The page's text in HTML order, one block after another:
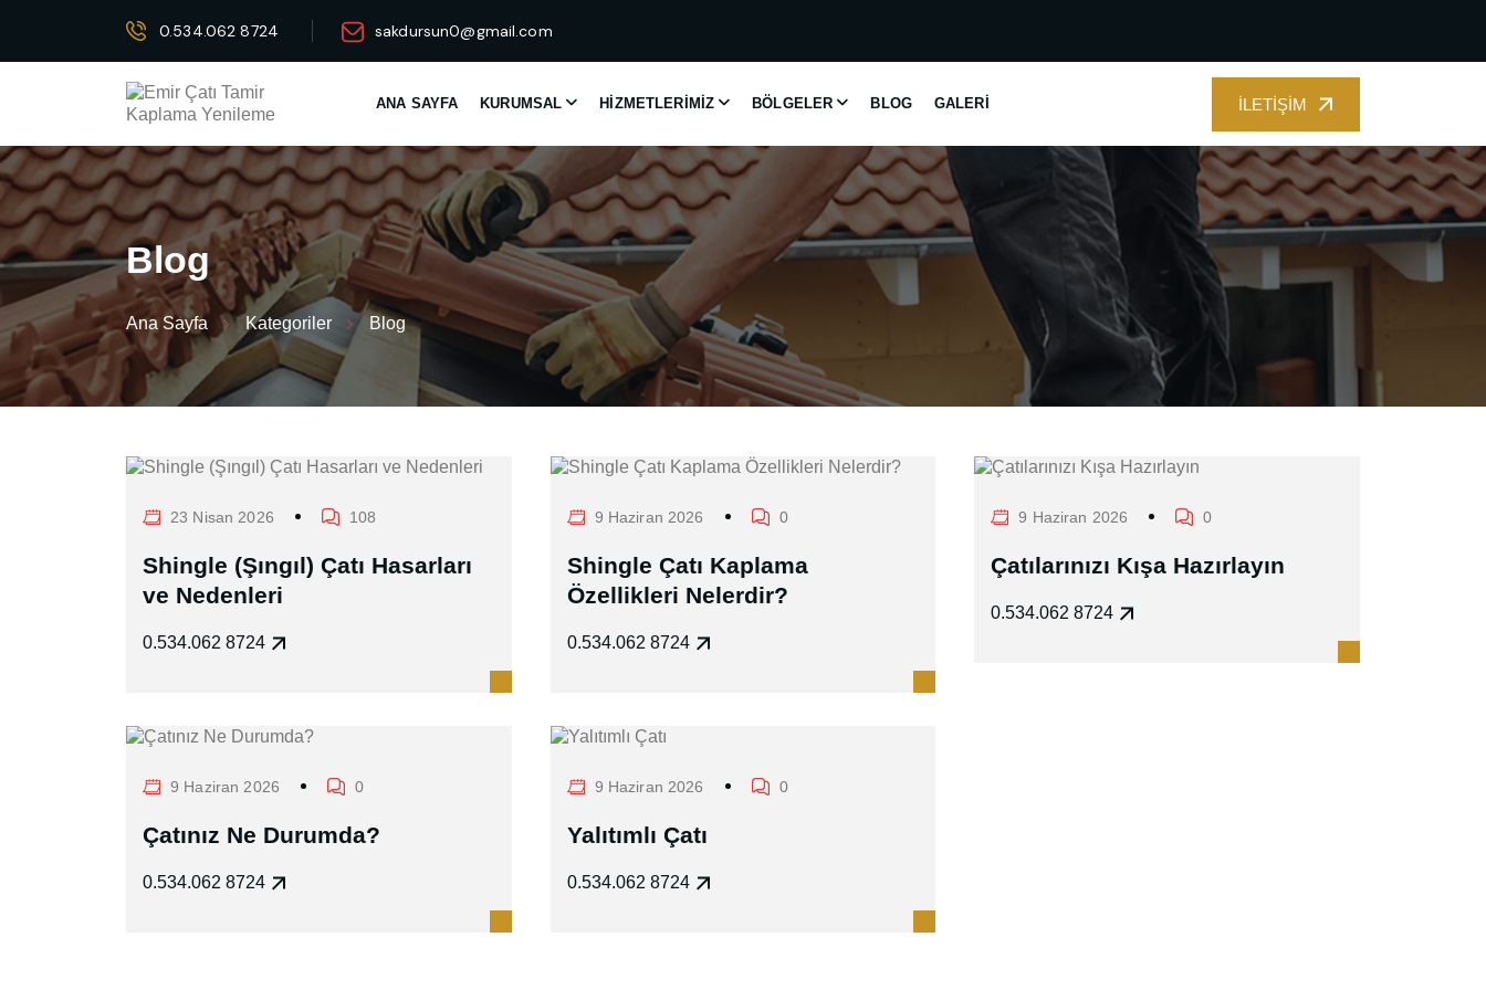
0.534.062 8724 sakdursun0@gmail.com
ANA SAYFA KURUMSAL HIZMETLERIMIZ BÖLGELER BLOG GALERI
İLETIŞIM
Blog
Ana Sayfa Kategoriler Blog
23 Nisan 2026 108
Shingle (Şıngıl) Çatı Hasarları
ve Nedenleri
0.534.062 8724
9 Haziran 2026 0
Shingle Çatı Kaplama
Özellikleri Nelerdir?
0.534.062 8724
9 Haziran 2026 0
Çatılarınızı Kışa Hazırlayın
0.534.062 8724
9 Haziran 2026 0
Çatınız Ne Durumda?
0.534.062 8724
9 Haziran 2026 0
Yalıtımlı Çatı
0.534.062 8724